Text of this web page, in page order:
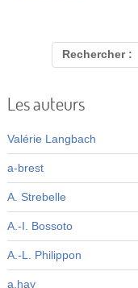
Rechercher :
Les auteurs
Valérie Langbach
a-brest
A. Strebelle
A.-I. Bossoto
A.-L. Philippon
a.hay